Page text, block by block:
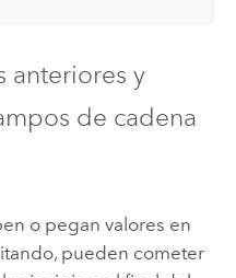
anteriores y
de cadena
o pegan valores en
pueden cometer